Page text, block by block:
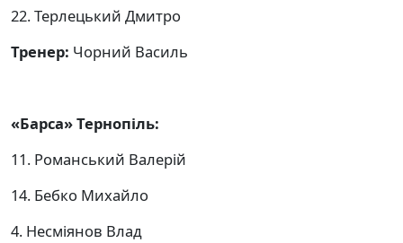
22. Терлецький Дмитро
Тренер: Чорний Василь
«Барса» Тернопіль:
11. Романський Валерій
14. Бебко Михайло
4. Несміянов Влад